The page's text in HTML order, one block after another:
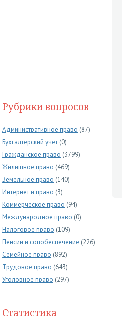
Рубрики вопросов
Административное право (87)
Бухгалтерский учет (0)
Гражданское право (3799)
Жилищное право (469)
Земельное право (140)
Интернет и право (3)
Коммерческое право (94)
Международное право (0)
Налоговое право (109)
Пенсии и соцобеспечение (226)
Семейное право (892)
Трудовое право (643)
Уголовное право (297)
Статистика